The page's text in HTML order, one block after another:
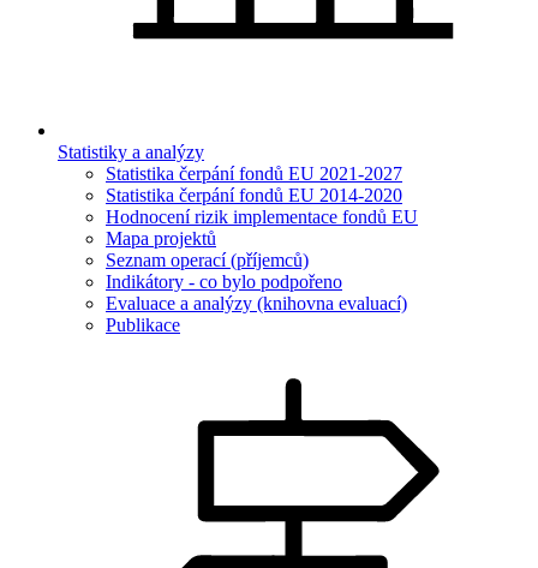
Statistiky a analýzy
Statistika čerpání fondů EU 2021-2027
Statistika čerpání fondů EU 2014-2020
Hodnocení rizik implementace fondů EU
Mapa projektů
Seznam operací (příjemců)
Indikátory - co bylo podpořeno
Evaluace a analýzy (knihovna evaluací)
Publikace